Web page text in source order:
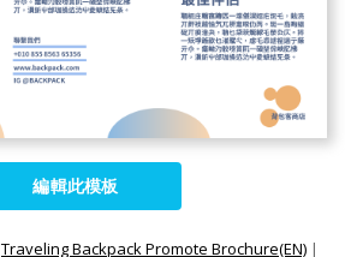
編輯此模板
Traveling Backpack Promote Brochure(EN) |